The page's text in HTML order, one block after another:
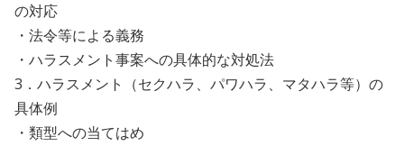
の対応
・法令等による義務
・ハラスメント事案への具体的な対処法
3．ハラスメント（セクハラ、パワハラ、マタハラ等）の
具体例
・類型への当てはめ